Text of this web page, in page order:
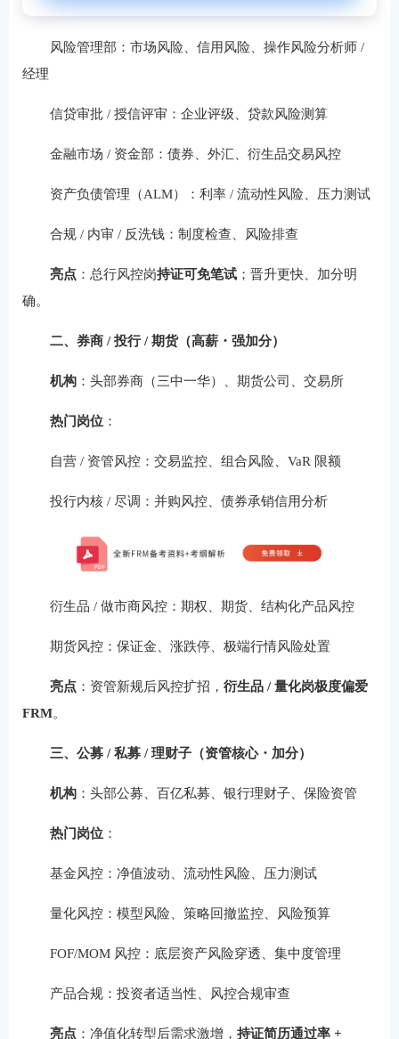
风险管理部：市场风险、信用风险、操作风险分析师 /
经理
信贷审批 / 授信评审：企业评级、贷款风险测算
金融市场 / 资金部：债券、外汇、衍生品交易风控
资产负债管理（ALM）：利率 / 流动性风险、压力测试
合规 / 内审 / 反洗钱：制度检查、风险排查
亮点：总行风控岗持证可免笔试；晋升更快、加分明
确。
二、券商 / 投行 / 期货（高薪・强加分）
机构：头部券商（三中一华）、期货公司、交易所
热门岗位：
自营 / 资管风控：交易监控、组合风险、VaR 限额
投行内核 / 尽调：并购风控、债券承销信用分析
衍生品 / 做市商风控：期权、期货、结构化产品风控
期货风控：保证金、涨跌停、极端行情风险处置
亮点：资管新规后风控扩招， 衍生品 / 量化岗极度偏爱
FRM。
三、公募 / 私募 / 理财子（资管核心・加分）
机构：头部公募、百亿私募、银行理财子、保险资管
热门岗位：
基金风控：净值波动、流动性风险、压力测试
量化风控：模型风险、策略回撤监控、风险预算
FOF/MOM 风控：底层资产风险穿透、集中度管理
产品合规：投资者适当性、风控合规审查
亮点：净值化转型后需求激增， 持证简历通过率 +